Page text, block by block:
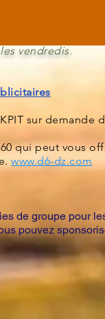
vendredis.
sur demande
qui peut vous
www.d6-dz.com
de groupe pour
pouvez